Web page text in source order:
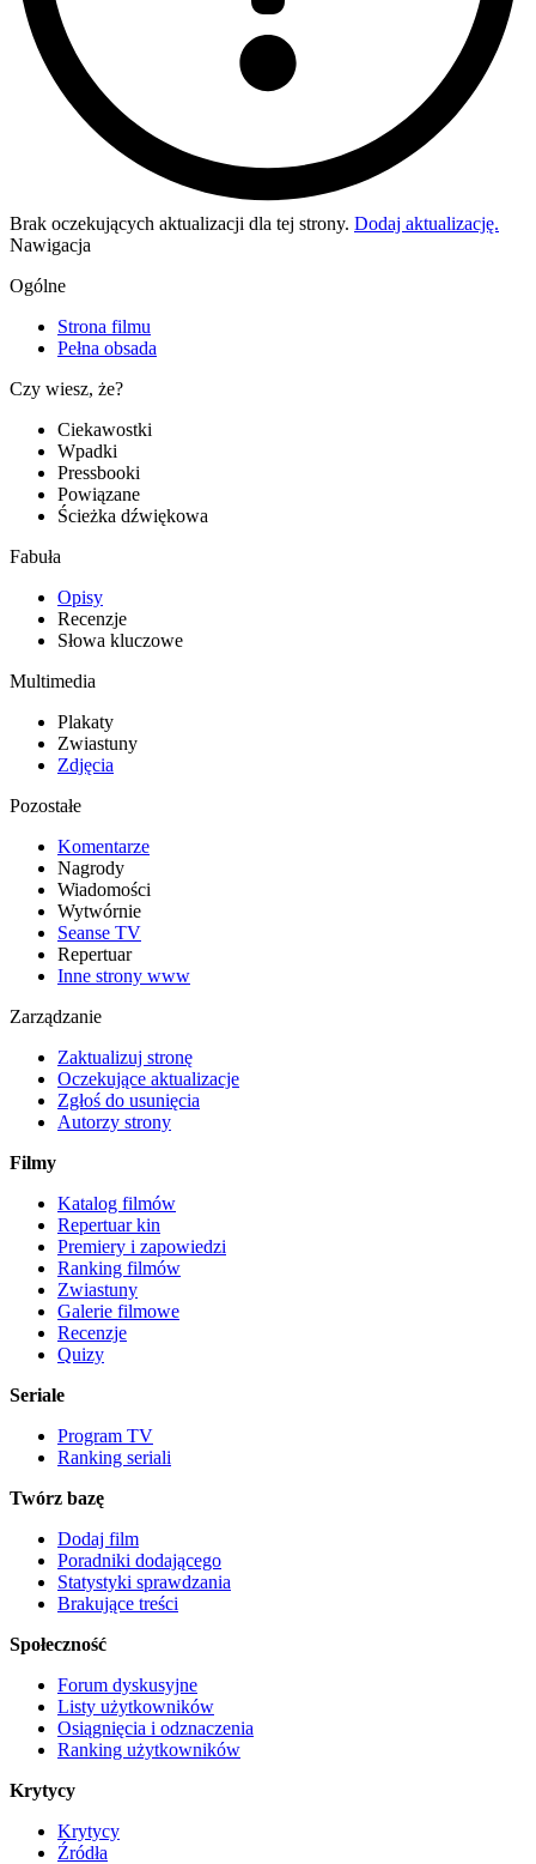
Brak oczekujących aktualizacji dla tej strony. Dodaj aktualizację.
Nawigacja
Ogólne
Strona filmu
Pełna obsada
Czy wiesz, że?
Ciekawostki
Wpadki
Pressbooki
Powiązane
Ścieżka dźwiękowa
Fabuła
Opisy
Recenzje
Słowa kluczowe
Multimedia
Plakaty
Zwiastuny
Zdjęcia
Pozostałe
Komentarze
Nagrody
Wiadomości
Wytwórnie
Seanse TV
Repertuar
Inne strony www
Zarządzanie
Zaktualizuj stronę
Oczekujące aktualizacje
Zgłoś do usunięcia
Autorzy strony
Filmy
Katalog filmów
Repertuar kin
Premiery i zapowiedzi
Ranking filmów
Zwiastuny
Galerie filmowe
Recenzje
Quizy
Seriale
Program TV
Ranking seriali
Twórz bazę
Dodaj film
Poradniki dodającego
Statystyki sprawdzania
Brakujące treści
Społeczność
Forum dyskusyjne
Listy użytkowników
Osiągnięcia i odznaczenia
Ranking użytkowników
Krytycy
Krytycy
Źródła